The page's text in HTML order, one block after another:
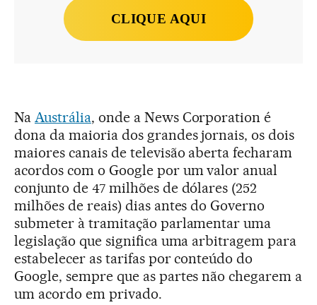
CLIQUE AQUI
Na Austrália, onde a News Corporation é
dona da maioria dos grandes jornais, os dois
maiores canais de televisão aberta fecharam
acordos com o Google por um valor anual
conjunto de 47 milhões de dólares (252
milhões de reais) dias antes do Governo
submeter à tramitação parlamentar uma
legislação que significa uma arbitragem para
estabelecer as tarifas por conteúdo do
Google, sempre que as partes não chegarem a
um acordo em privado.